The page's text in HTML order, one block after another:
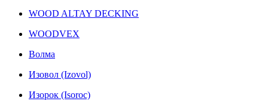
WOOD ALTAY DECKING
WOODVEX
Волма
Изовол (Izovol)
Изорок (Isoroc)